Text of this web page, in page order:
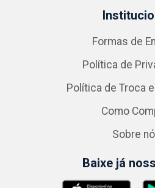
Formas de
Política de
Política de Troca
Como
Sobre
Baixe já